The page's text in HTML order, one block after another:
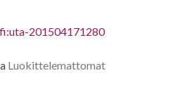
201504171280
Luokittelemattomat